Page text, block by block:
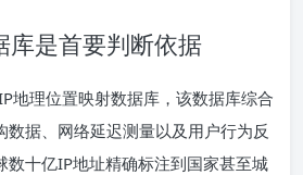
库是首要判断依据
地理位置映射数据库，该数据库综合
数据、网络延迟测量以及用户行为反
数十亿IP地址精确标注到国家甚至城